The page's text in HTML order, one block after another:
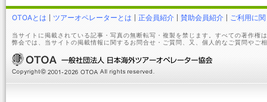
OTOAとは ツアーオペレーターとは 正会員紹介 賛助会員紹介 ご利用に
当サイトに掲載されている記事・写真の無断転写・複製を禁じます。すべての著作権
弊会では、当サイトの掲載情報に関するお問合せ・ご質問、又、個人的なご質問やご